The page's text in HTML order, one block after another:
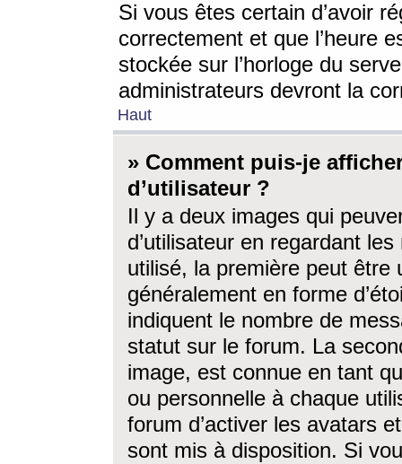
Si vous êtes certain d’avoir
correctement et que l’heure
stockée sur l’horloge du
administrateurs devront la
Haut
» Comment puis-je
d’utilisateur ?
Il y a deux images qui
d’utilisateur en regardant
utilisé, la première peut être
généralement en forme
indiquent le nombre de
statut sur le forum. La
image, est connue en tant
ou personnelle à chaque
forum d’activer les avatars
sont mis à disposition. Si